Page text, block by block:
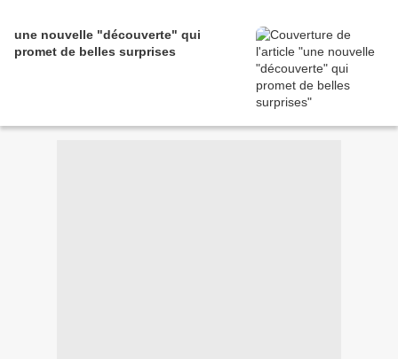
une nouvelle "découverte" qui
promet de belles surprises